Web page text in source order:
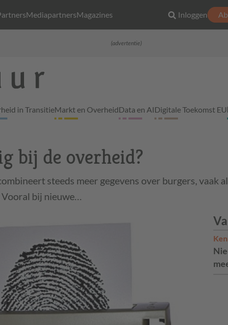
MediapartnersMagazines Inloggen
(advertentie)
in TransitieMarkt en OverheidData en AIDigitale Toekomst EU
bij de overheid?
steeds meer gegevens over burgers, vaak
bij nieuwe…